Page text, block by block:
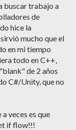
buscar trabajo a
de
hice la
mucho que el
en mi tiempo
todo en C++,
de 2 años
C#/Unity, que no
veces es que
if flow!!!